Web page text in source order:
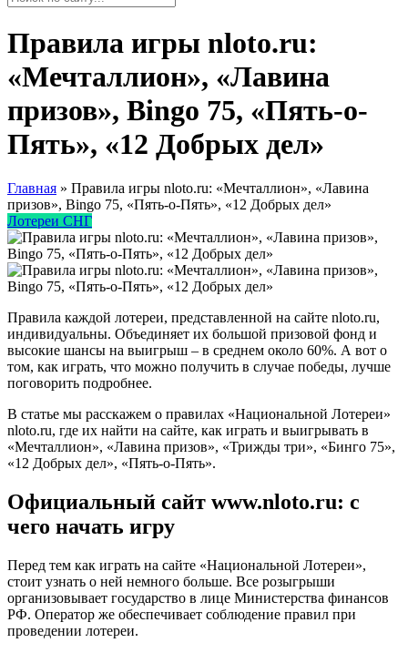
Правила игры nloto.ru:
«Мечталлион», «Лавина
призов», Bingo 75, «Пять-о-
Пять», «12 Добрых дел»
Главная » Правила игры nloto.ru: «Мечталлион», «Лавина
призов», Bingo 75, «Пять-о-Пять», «12 Добрых дел»
Лотереи СНГ
Правила каждой лотереи, представленной на сайте nloto.ru,
индивидуальны. Объединяет их большой призовой фонд и
высокие шансы на выигрыш – в среднем около 60%. А вот о
том, как играть, что можно получить в случае победы, лучше
поговорить подробнее.
В статье мы расскажем о правилах «Национальной Лотереи»
nloto.ru, где их найти на сайте, как играть и выигрывать в
«Мечталлион», «Лавина призов», «Трижды три», «Бинго 75»,
«12 Добрых дел», «Пять-о-Пять».
Официальный сайт www.nloto.ru: с
чего начать игру
Перед тем как играть на сайте «Национальной Лотереи»,
стоит узнать о ней немного больше. Все розыгрыши
организовывает государство в лице Министерства финансов
РФ. Оператор же обеспечивает соблюдение правил при
проведении лотереи.